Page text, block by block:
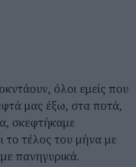
όλοι εμείς που
μας έξω, στα ποτά,
σκεφτήκαμε
το τέλος του μήνα με
πανηγυρικά.